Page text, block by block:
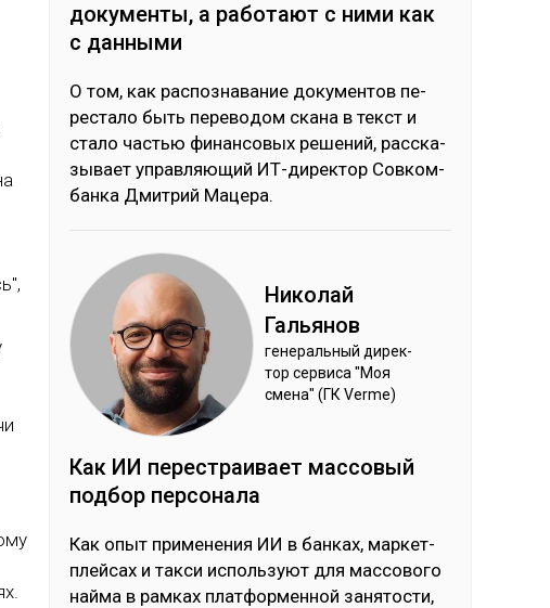
до­кумен­ты, а ра­ботают с ни­ми как
с дан­ны­ми
О том, как рас­поз­на­ва­ние до­ку­мен­тов пе­
рес­та­ло быть пе­ре­во­дом ска­на в текст и
ста­ло частью фи­нан­со­вых ре­ше­ний, рас­ска­
зы­вает уп­рав­ляю­щий ИТ-ди­рек­тор Сов­ком­
бан­ка Дмит­рий Ма­це­ра.
Ни­колай
Галь­янов
ге­нераль­ный ди­рек­
тор сер­ви­са "Моя
сме­на" (ГК Verme)
Как ИИ пе­рес­траи­вает мас­со­вый
под­бор пер­со­нала
Как опыт при­ме­не­ния ИИ в бан­ках, мар­кет­
плей­сах и так­си ис­поль­зуют для мас­со­во­го
най­ма в рам­ках плат­фор­мен­ной за­ня­тос­ти,